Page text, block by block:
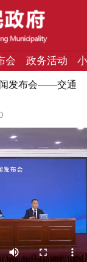
会 政务活动
闻发布会——交通